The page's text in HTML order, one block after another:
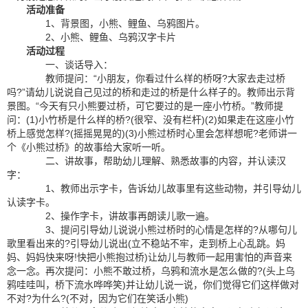
活动准备
1、背景图，小熊、鲤鱼、乌鸦图片。
2、小熊、鲤鱼、乌鸦汉字卡片
活动过程
一、谈话导入：
教师提问：“小朋友，你看过什么样的桥呀?大家去走过桥
吗?”请幼儿说说自己见过的桥和走过的桥是什么样子的。教师出示背
景图。“今天有只小熊要过桥，可它要过的是一座小竹桥。”教师提
问：(1)小竹桥是什么样的桥?(很窄、没有栏杆)(2)如果走在这座小竹
桥上感觉怎样?(摇摇晃晃的)(3)小熊过桥时心里会怎样想呢?老师讲一
个《小熊过桥》的故事给大家听一听。
二、讲故事，帮助幼儿理解、熟悉故事的内容，并认读汉
字：
1、教师出示字卡，告诉幼儿故事里有这些动物，并引导幼儿
认读字卡。
2、操作字卡，讲故事再朗读儿歌一遍。
3、提问引导幼儿说说小熊过桥时的心情是怎样的?从哪句儿
歌里看出来的?引导幼儿说出(立不稳站不牢，走到桥上心乱跳。妈
妈、妈妈快来呀!快把小熊抱过桥)让幼儿与教师一起用害怕的声音来
念一念。再次提问：小熊不敢过桥，乌鸦和流水是怎么做的?(头上乌
鸦哇哇叫，桥下流水哗哗笑)并让幼儿说一说，你们觉得它们这样做对
不对?为什么?(不对，因为它们在笑话小熊)